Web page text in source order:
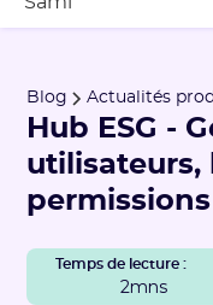
Blog Actualités
Hub ESG -
utilisateurs,
permissions
Temps de lecture :
2mns